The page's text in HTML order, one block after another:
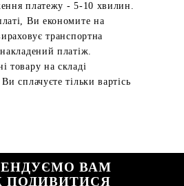
платежу - 5-10 хвилин.
Ви економите на
транспортна
платіж.
товару на складі
сплачуєте тільки вартісь
ВАМ
ПОДИВИТИСЯ